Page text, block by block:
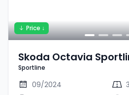
Price ↓
Skoda Octavia
Sportline
09/2024